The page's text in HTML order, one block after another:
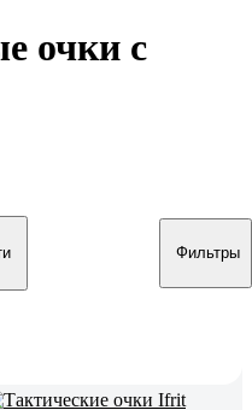
очки с
Фильтры